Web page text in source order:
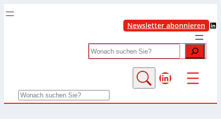
Newsletter abonnieren LinkedIn
Search
LinkedIn
Search